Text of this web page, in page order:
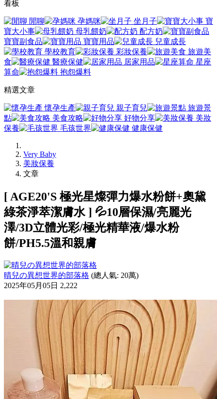
看板
閒聊 孕媽咪 坐月子
寶
寶大小事
母乳餵奶
配方奶
寶寶副食品
寶寶用品
兒童成長
學校教育
彩妝保養
旅遊美
食
醫療保健 居家用品
星座
算命
抱怨爆料
精選文章
懷孕生產 親子育兒
旅遊景
點
美食攻略 好物分享
美妝
保養
毛孩世界 健康保健
Very Baby
美妝保養
文章
[ AGE20'S 極光星燦彈力爆水粉餅+奧黛
綠茶淨萃潔膚水 ] 💦10層保濕/亮麗光
澤/3D立體光彩/極光精華液/爆水粉
餅/PH5.5溫和親膚
晴兒の異想世界的部落格 (總人氣: 20萬)
2025年05月05日 2,222